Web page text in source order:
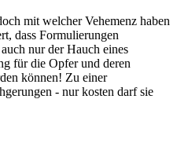
mit welcher Vehemenz haben
dass Formulierungen
nur der Hauch eines
für die Opfer und deren
können! Zu einer
- nur kosten darf sie